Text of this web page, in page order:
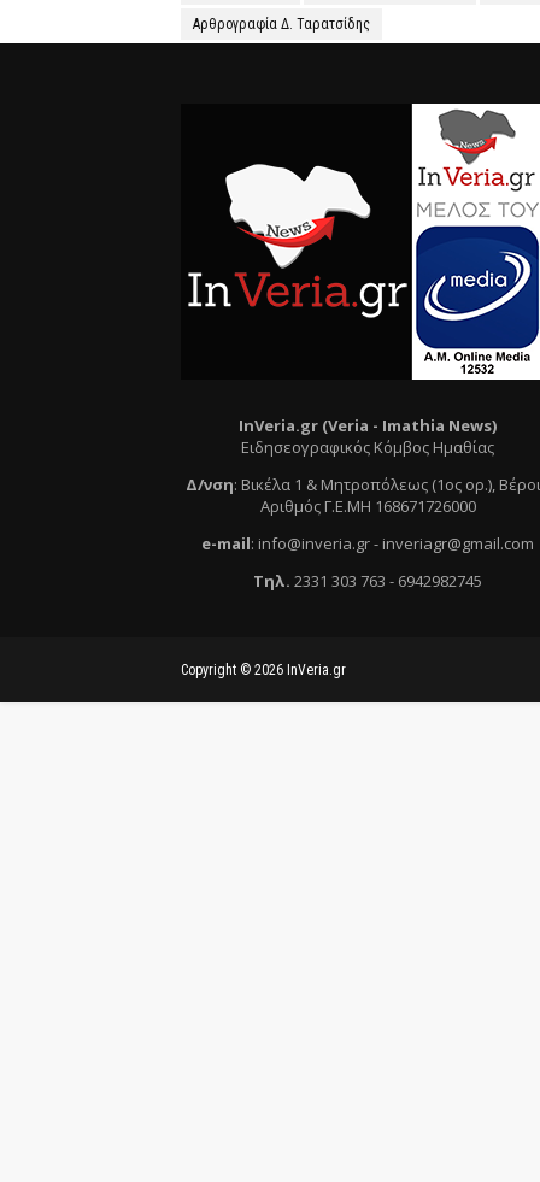
Αρθρογραφία Δ. Ταρατσίδης
InVeria.gr (Veria - Ιmathia News)
Ειδησεογραφικός Κόμβος Ημαθίας
Δ/νση: Βικέλα 1 & Μητροπόλεως (1ος ορ.),
Αριθμός Γ.Ε.ΜΗ 168671726000
e-mail: info@inveria.gr- inveriagr@gmail.com
Τηλ. 2331 303 763 - 6942982745
Copyright © 2026 InVeria.gr